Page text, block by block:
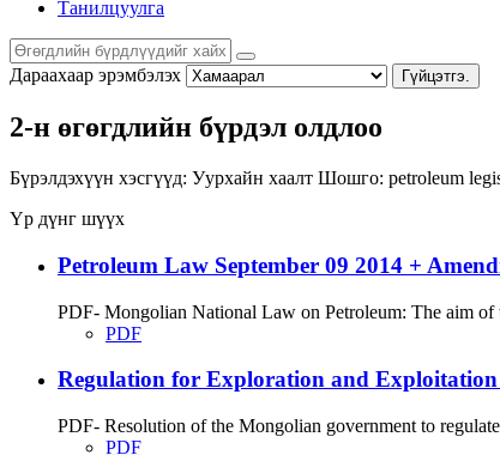
Танилцуулга
Дараахаар эрэмбэлэх Гүйцэтгэ.
2-н өгөгдлийн бүрдэл олдлоо
Бүрэлдэхүүн хэсгүүд: Уурхайн хаалт Шошго: petroleum
Үр дүнг шүүх
Petroleum Law September 09 2014 +
PDF- Mongolian National Law on Petroleum: The aim of
PDF
Regulation for Exploration and
PDF- Resolution of the Mongolian government to
PDF